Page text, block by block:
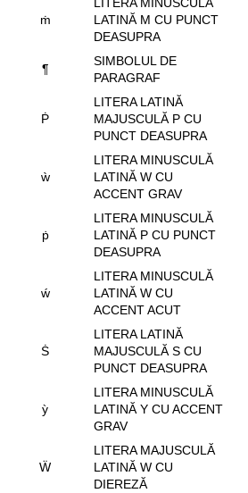
ṁ
LATINĂ M CU PUNCT
DEASUPRA
¶
SIMBOLUL DE
PARAGRAF
Ṗ
LITERA LATINĂ
MAJUSCULĂ P CU
PUNCT DEASUPRA
ẁ
LITERA MINUSCULĂ
LATINĂ W CU
ACCENT GRAV
ṗ
LITERA MINUSCULĂ
LATINĂ P CU PUNCT
DEASUPRA
ẃ
LITERA MINUSCULĂ
LATINĂ W CU
ACCENT ACUT
Ṡ
LITERA LATINĂ
MAJUSCULĂ S CU
PUNCT DEASUPRA
ỳ
LITERA MINUSCULĂ
LATINĂ Y CU ACCENT
GRAV
Ẅ
LITERA MAJUSCULĂ
LATINĂ W CU
DIEREZĂ